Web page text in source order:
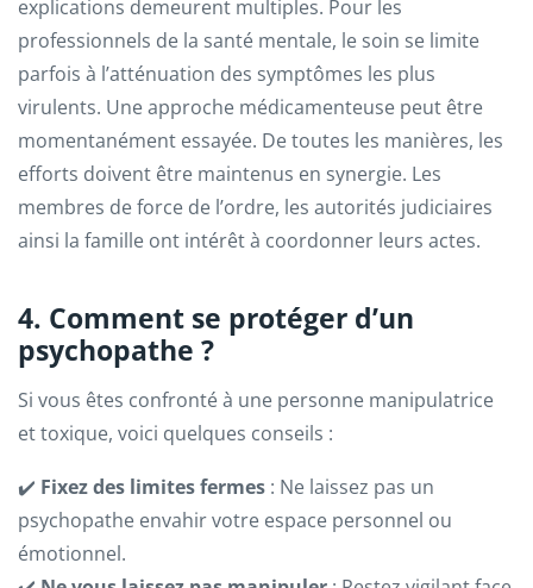
explications demeurent multiples. Pour les
professionnels de la santé mentale, le soin se limite
parfois à l’atténuation des symptômes les plus
virulents. Une approche médicamenteuse peut être
momentanément essayée. De toutes les manières, les
efforts doivent être maintenus en synergie. Les
membres de force de l’ordre, les autorités judiciaires
ainsi la famille ont intérêt à coordonner leurs actes.
4. Comment se protéger d’un
psychopathe ?
Si vous êtes confronté à une personne manipulatrice
et toxique, voici quelques conseils :
✔️ Fixez des limites fermes : Ne laissez pas un
psychopathe envahir votre espace personnel ou
émotionnel.